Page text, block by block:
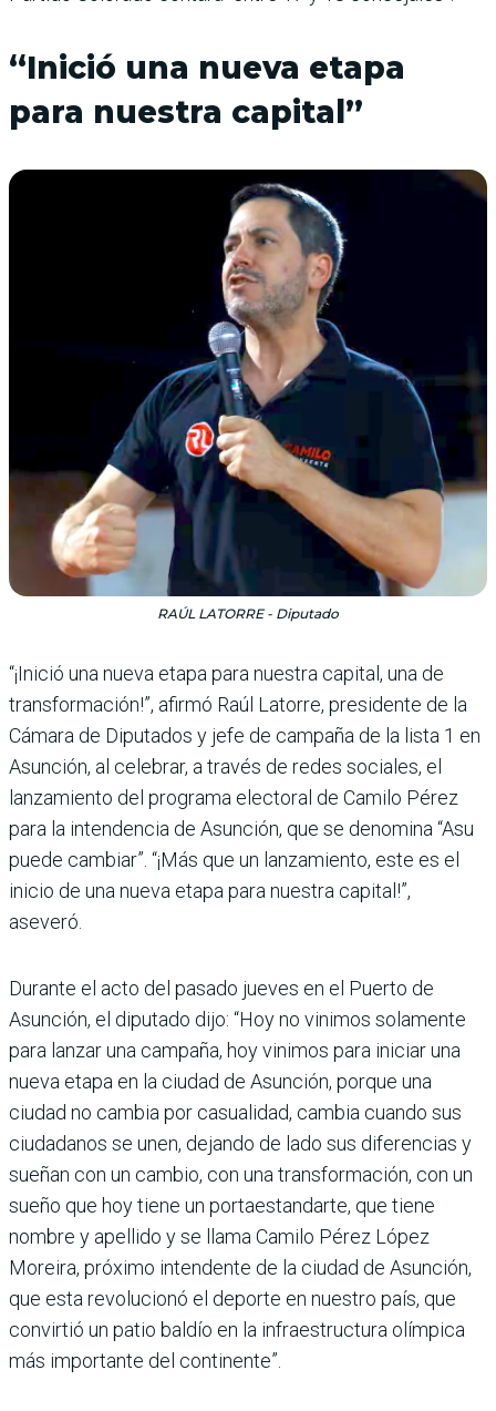
“Inició una nueva etapa
para nuestra capital”
RAÚL LATORRE - Diputado
“¡Inició una nueva etapa para nuestra capital, una de
transformación!”, afirmó Raúl Latorre, presidente de la
Cámara de Diputados y jefe de campaña de la lista 1 en
Asunción, al celebrar, a través de redes sociales, el
lanzamiento del programa electoral de Camilo Pérez
para la intendencia de Asunción, que se denomina “Asu
puede cambiar”. “¡Más que un lanzamiento, este es el
inicio de una nueva etapa para nuestra capital!”,
aseveró.
Durante el acto del pasado jueves en el Puerto de
Asunción, el diputado dijo: “Hoy no vinimos solamente
para lanzar una cam­paña, hoy vinimos para iniciar una
nueva etapa en la ciudad de Asunción, porque una
ciudad no cambia por casualidad, cambia cuando sus
ciudadanos se unen, dejando de lado sus diferencias y
sueñan con un cambio, con una transformación, con un
sueño que hoy tiene un portaestandarte, que tiene
nombre y apellido y se llama Camilo Pérez López
Moreira, próximo intendente de la ciudad de Asunción,
que esta revolucionó el deporte en nuestro país, que
convirtió un patio baldío en la infraestructura olímpica
más importante del continente”.